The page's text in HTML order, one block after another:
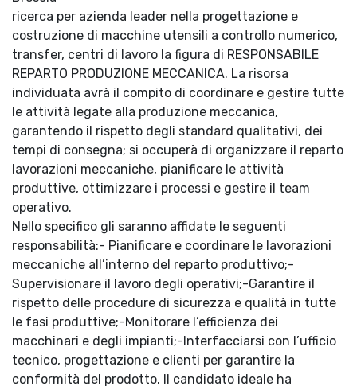
ricerca per azienda leader nella progettazione e
costruzione di macchine utensili a controllo numerico,
transfer, centri di lavoro la figura di RESPONSABILE
REPARTO PRODUZIONE MECCANICA. La risorsa
individuata avrà il compito di coordinare e gestire tutte
le attività legate alla produzione meccanica,
garantendo il rispetto degli standard qualitativi, dei
tempi di consegna; si occuperà di organizzare il reparto
lavorazioni meccaniche, pianificare le attività
produttive, ottimizzare i processi e gestire il team
operativo.
Nello specifico gli saranno affidate le seguenti
responsabilità:- Pianificare e coordinare le lavorazioni
meccaniche all’interno del reparto produttivo;-
Supervisionare il lavoro degli operativi;-Garantire il
rispetto delle procedure di sicurezza e qualità in tutte
le fasi produttive;-Monitorare l’efficienza dei
macchinari e degli impianti;-Interfacciarsi con l’ufficio
tecnico, progettazione e clienti per garantire la
conformità del prodotto. Il candidato ideale ha